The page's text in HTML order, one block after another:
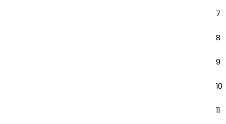
7
8
9
10
11